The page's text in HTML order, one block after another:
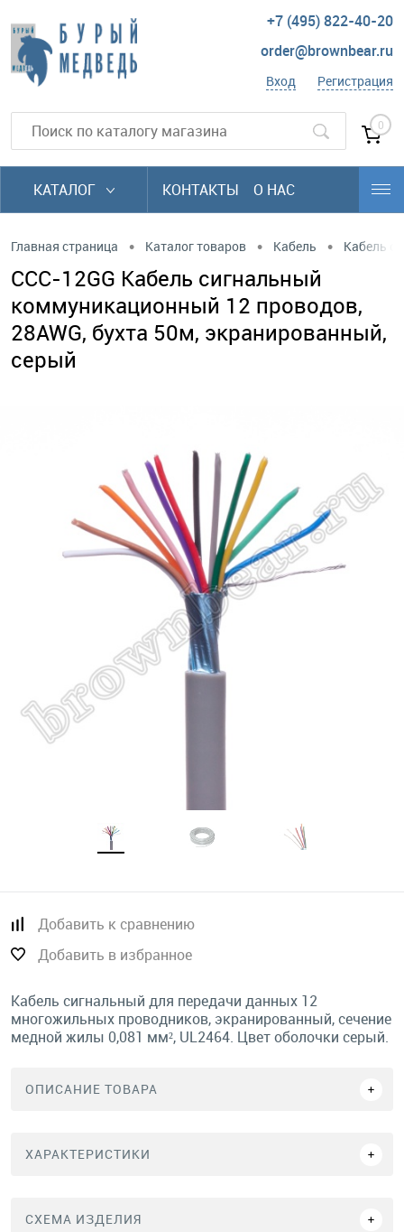
+7 (495) 822-40-20
order@brownbear.ru
Вход Регистрация
0
КАТАЛОГ КОНТАКТЫ О НАС
Главная страница • Каталог товаров • Кабель • Кабель
CCC-12GG Кабель сигнальный
коммуникационный 12 проводов,
28AWG, бухта 50м, экранированный,
серый
Добавить к сравнению
Добавить в избранное
Кабель сигнальный для передачи данных 12
многожильных проводников, экранированный, сечение
медной жилы 0,081 мм², UL2464. Цвет оболочки серый.
ОПИСАНИЕ ТОВАРА
ХАРАКТЕРИСТИКИ
СХЕМА ИЗДЕЛИЯ